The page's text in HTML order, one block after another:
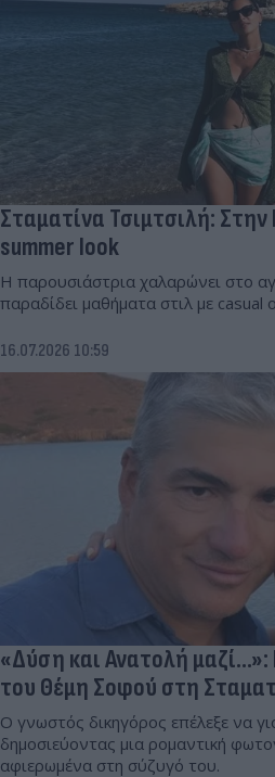
Σταματίνα Τσιμτσιλή:
summer look
Η παρουσιάστρια χαλαρώνει στο
παραδίδει μαθήματα στιλ με casual
16.07.2026 10:59
«Δύση και Ανατολή
του Θέμη Σοφού στη
Ο γνωστός δικηγόρος επέλεξε να
δημοσιεύοντας μια ρομαντική
αφιερωμένα στη σύζυγό του.